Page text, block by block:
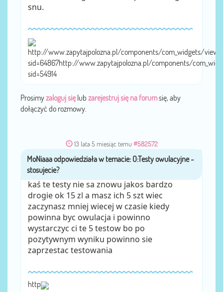
snu.
http://www.zapytajpolozna.pl/components/com_widgets/
sid=64867http://www.zapytajpolozna.pl/components/
sid=54914
Prosimyzaloguj sięlub zarejestruj się na forumsię, aby
dołączyć do rozmowy.
13 lata 5 miesiąc temu #582572
przezMoNiaaa
kaś te testy nie sa znowu jakos bardzo
drogie ok 15 zl a masz ich 5 szt wiec
zaczynasz mniej wiecej w czasie kiedy
powinna byc owulacja i powinno
wystarczyc ci te 5 testow bo po
pozytywnym wyniku powinno sie
zaprzestac testowania
http